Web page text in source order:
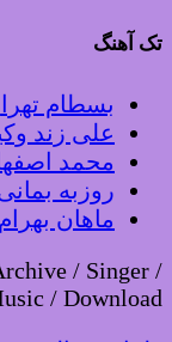
تک آهنگ
بسطام
علی زند
محمد
روزبه
ماهان
/ Singer /
/ Download